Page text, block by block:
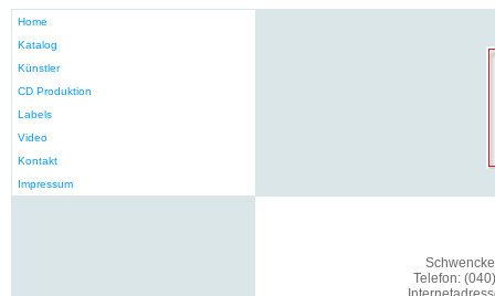
Home
Katalog
Künstler
CD Produktion
Labels
Video
Kontakt
Impressum
Telefon: